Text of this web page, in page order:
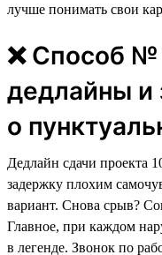
лучше понимать свои
❌ Способ
дедлайны и
о
Дедлайн сдачи проекта
задержку плохим
вариант. Снова срыв?
Главное, при каждом
в легенде. Звонок по